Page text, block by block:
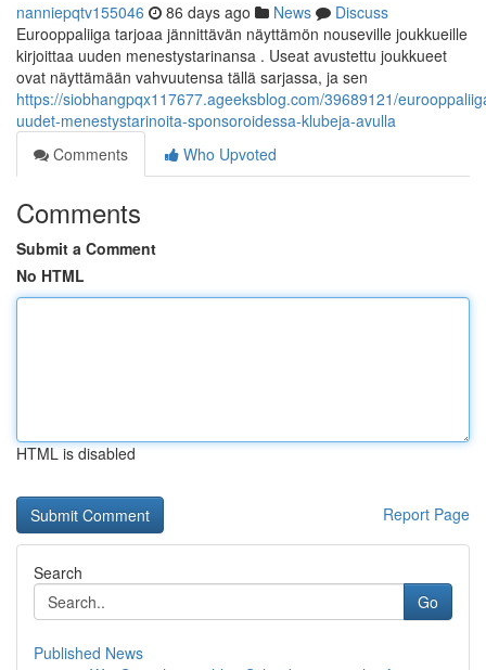
nanniepqtv155046 86 days ago News
Discuss
Eurooppaliiga tarjoaa jännittävän näyttämön nouseville joukkueille
kirjoittaa uuden menestystarinansa . Useat avustettu joukkueet
ovat näyttämään vahvuutensa tällä sarjassa, ja sen
https://siobhangpqx117677.ageeksblog.com/39689121/
uudet-menestystarinoita-sponsoroidessa-klubeja-avulla
Comments
Who Upvoted
Comments
Submit a Comment
No HTML
HTML is disabled
Report Page
Search
Go
Published News